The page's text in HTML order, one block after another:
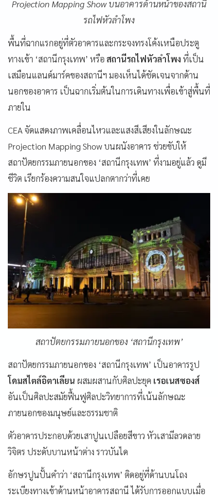
Projection Mapping Show บนอาคารด้านหน้าของสถานี
รถไฟหัวลำโพง
พื้นที่ฉากแรกอยู่ที่ตัวอาคารและกระจงทรงโค้งเหนือประตู
ทางเข้า ‘สถานีกรุงเทพ’ หรือ สถานีรถไฟหัวลำโพง ที่เป็น
เสมือนแลนด์มาร์คของสถานีฯ มองเห็นได้ชัดเจนจากด้าน
นอกของอาคาร เป็นฉากเริ่มต้นในการเดินทางเพื่อเข้าสู่พื้นที่
ภายใน
CEA จัดแสดงภาพเคลื่อนไหวและแสงสีเสียงในลักษณะ
Projection Mapping Show บนผนังอาคาร ช่วยขับให้
สถาปัตยกรรมภายนอกของ ‘สถานีกรุงเทพ’ ที่งามอยู่แล้ว ดูมี
ชีวิต เรียกร้องความสนใจแปลกตากว่าที่เคย
สถาปัตยกรรมภายนอกของ ‘สถานีกรุงเทพ’
สถาปัตยกรรมภายนอกของ ‘สถานีกรุงเทพ’ เป็นอาคารรูป
โดมสไตล์อิตาเลียน ผสมผสานกับศิลปะยุค เรอเนสซองส์
อันเป็นศิลปะสมัยฟื้นฟูศิลปะวิทยาการที่เน้นลักษณะ
ภายนอกของมนุษย์และธรรมชาติ
ตัวอาคารประกอบด้วยเสาปูนเปลือยสีขาว หัวเสามีลวดลาย
วิจิตร ประดับบานหน้าต่าง ราวบันได
อักษรปูนปั้นคำว่า ‘สถานีกรุงเทพ’ ติดอยู่ที่ด้านบนโถง
ระเบียงทางเข้าด้านหน้าอาคารสถานี ได้รับการออกแบบเมื่อ